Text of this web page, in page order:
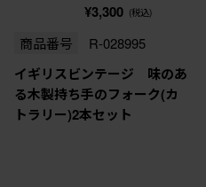
¥3,300 (税込)
商品番号 R-028995
イギリスビンテージ 味のあ
る木製持ち手のフォーク(カ
トラリー)2本セット